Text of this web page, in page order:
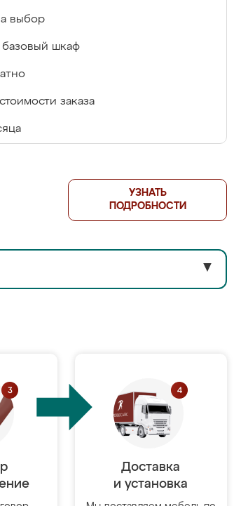
выбор
базовый шкаф
заказа
УЗНАТЬ
ПОДРОБНОСТИ
▼
Доставка
и установка